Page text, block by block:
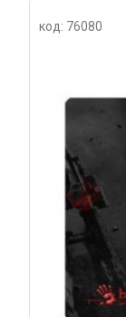
код: 76080